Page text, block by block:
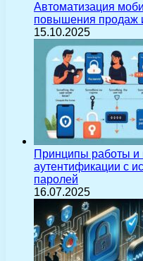
Автоматизация
повышения продаж
15.10.2025
Принципы работы и
аутентификации с
паролей
16.07.2025